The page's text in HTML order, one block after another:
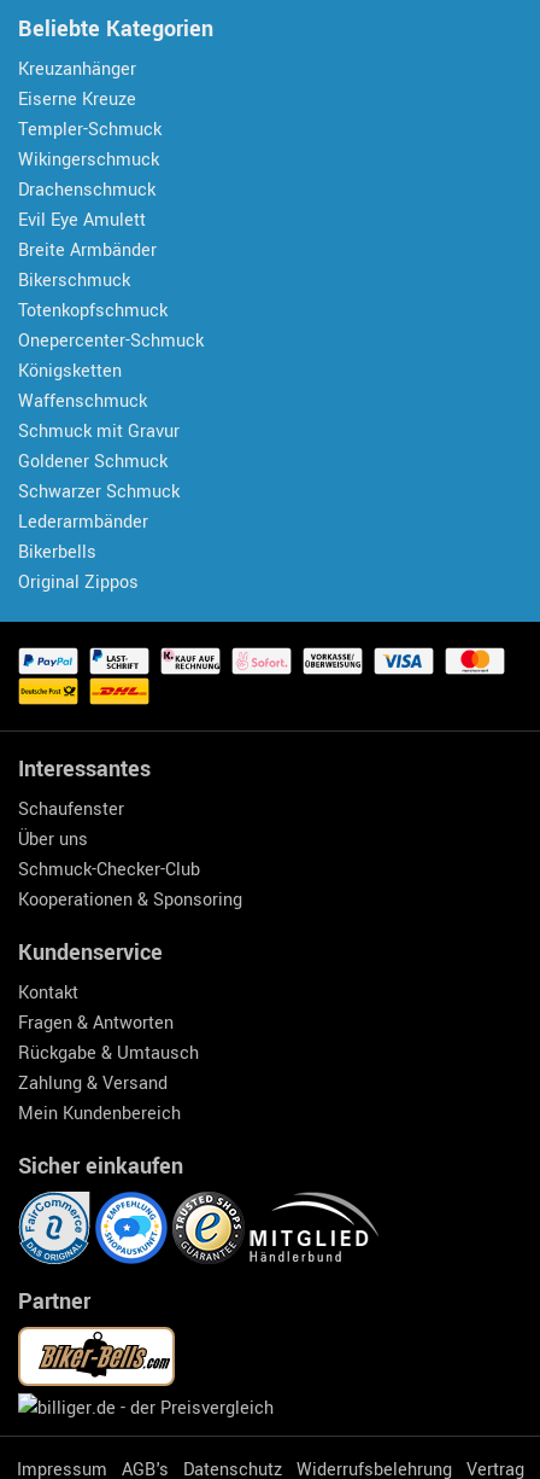
Beliebte Kategorien
Kreuzanhänger
Eiserne Kreuze
Templer-Schmuck
Wikingerschmuck
Drachenschmuck
Evil Eye Amulett
Breite Armbänder
Bikerschmuck
Totenkopfschmuck
Onepercenter-Schmuck
Königsketten
Waffenschmuck
Schmuck mit Gravur
Goldener Schmuck
Schwarzer Schmuck
Lederarmbänder
Bikerbells
Original Zippos
Interessantes
Schaufenster
Über uns
Schmuck-Checker-Club
Kooperationen & Sponsoring
Kundenservice
Kontakt
Fragen & Antworten
Rückgabe & Umtausch
Zahlung & Versand
Mein Kundenbereich
Sicher einkaufen
Partner
Impressum AGB's Datenschutz Widerrufsbelehrung Vertrag